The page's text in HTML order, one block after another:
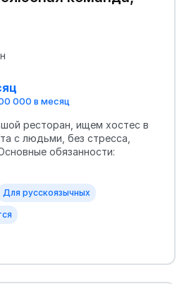
000 в месяц
ресторан, ищем хостес в
с людьми, без стресса,
обязанности:
Для русскоязычных